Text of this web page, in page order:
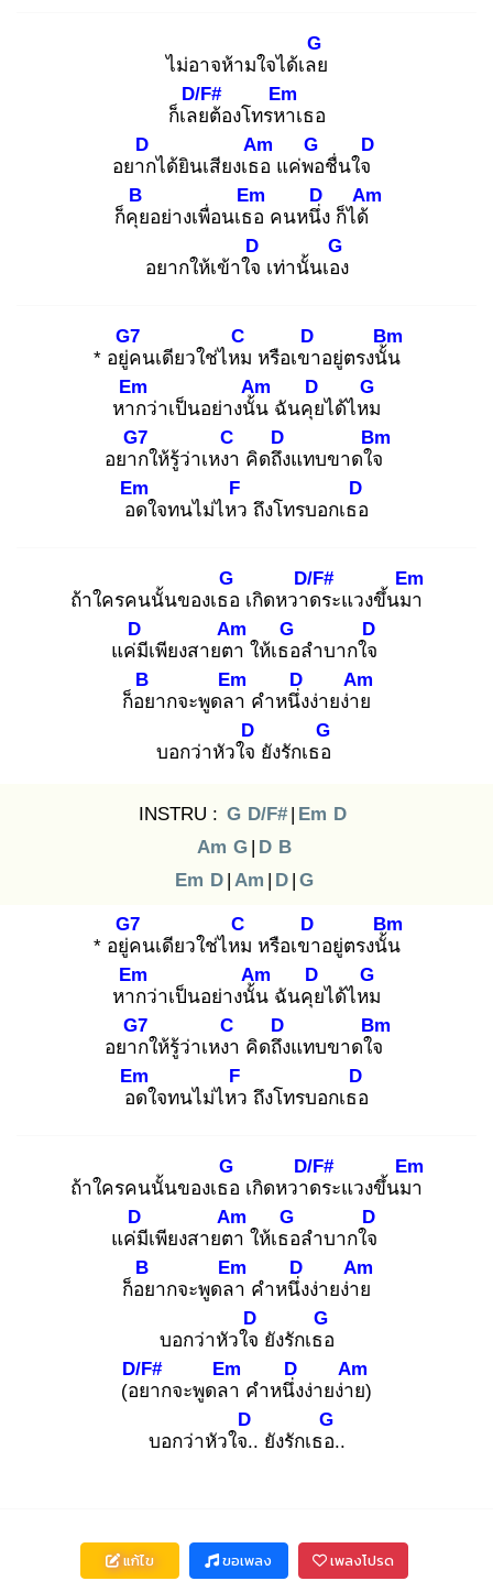
ไม่อาจห้ามใจได้เลย
G
ก็เลย
D/F#
ต้องโทรหา
Em
เธอ
อยาก
D
ได้ยินเสียงเธอ
Am
แค่พอ
G
ชื่นใจ
D
ก็คุย
B
อย่างเพื่อนเธอ
Em
คนหนึ่ง
D
ก็ได้
Am
อยากให้เข้าใจ
D
เท่านั้นเอง
G
* อยู่ค
G7
นเดียวใช่ไหม
C
หรือเขา
D
อยู่ตรงนั้น
Bm
หาก
Em
ว่าเป็นอย่างนั้น
Am
ฉันคุย
D
ได้ไหม
G
อยาก
G7
ให้รู้ว่าเหงา
C
คิดถึง
D
แทบขาดใจ
Bm
อด
Em
ใจทนไม่ไหว
F
ถึงโทรบอกเธอ
D
ถ้าใครคนนั้นของเธอ
G
เกิดหวาด
D/F#
ระแวงขึ้นมา
Em
แค่มี
D
เพียงสายตา
Am
ให้เธอ
G
ลำบากใจ
D
ก็อย
B
ากจะพูดลา
Em
คำหนึ่ง
D
ง่ายง่าย
Am
บอกว่าหัวใจ
D
ยังรักเธอ
G
INSTRU : G D/F# | Em D
Am G | D B
Em D | Am | D | G
* อยู่ค
G7
นเดียวใช่ไหม
C
หรือเขา
D
อยู่ตรงนั้น
Bm
หาก
Em
ว่าเป็นอย่างนั้น
Am
ฉันคุย
D
ได้ไหม
G
อยาก
G7
ให้รู้ว่าเหงา
C
คิดถึง
D
แทบขาดใจ
Bm
อด
Em
ใจทนไม่ไหว
F
ถึงโทรบอกเธอ
D
ถ้าใครคนนั้นของเธอ
G
เกิดหวาด
D/F#
ระแวงขึ้นมา
Em
แค่มี
D
เพียงสายตา
Am
ให้เธอ
G
ลำบากใจ
D
ก็อย
B
ากจะพูดลา
Em
คำหนึ่ง
D
ง่ายง่าย
Am
บอกว่าหัวใจ
D
ยังรักเธอ
G
(อย
D/F#
ากจะพูดลา
Em
คำหนึ่ง
D
ง่ายง่าย
Am
)
บอกว่าหัวใจ..
D
ยังรักเธอ.
G
.
แก้ไข ขอเพลง เพลงโปรด